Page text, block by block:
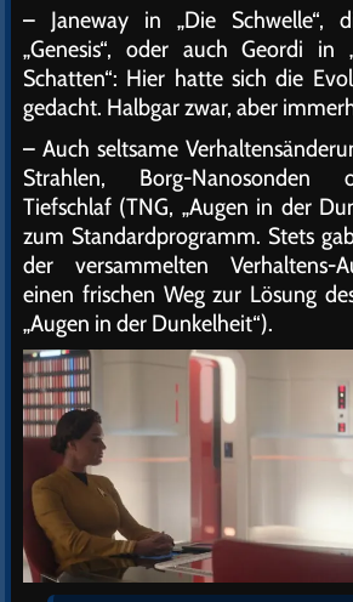
– Janeway in „Die Schwelle“,
„Genesis“, oder auch Geordi in
Schatten“: Hier hatte sich die
gedacht. Halbgar zwar, aber
– Auch seltsame
Strahlen, Borg-Nanosonden
Tiefschlaf (TNG, „Augen in der
zum Standardprogramm. Stets
der versammelten Verhaltens-
einen frischen Weg zur Lösung
„Augen in der Dunkelheit“).